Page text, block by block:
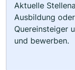
Aktuelle
Ausbildung
Quereinsteiger
und bewerben.